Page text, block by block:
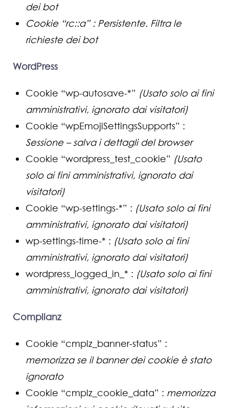
dei bot
Cookie “rc::a” : Persistente. Filtra le
richieste dei bot
WordPress
Cookie “wp-autosave-*” (Usato solo ai fini
amministrativi, ignorato dai visitatori)
Cookie “wpEmojiSettingsSupports” :
Sessione – salva i dettagli del browser
Cookie “wordpress_test_cookie” (Usato
solo ai fini amministrativi, ignorato dai
visitatori)
Cookie “wp-settings-*” : (Usato solo ai fini
amministrativi, ignorato dai visitatori)
wp-settings-time-* : (Usato solo ai fini
amministrativi, ignorato dai visitatori)
wordpress_logged_in_* : (Usato solo ai fini
amministrativi, ignorato dai visitatori)
Complianz
Cookie “cmplz_banner-status” :
memorizza se il banner dei cookie è stato
ignorato
Cookie “cmplz_cookie_data” : memorizza